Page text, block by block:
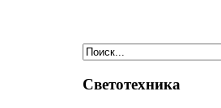
Светотехника